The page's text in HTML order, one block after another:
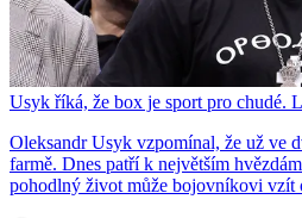
Usyk říká, že box je sport pro chudé.
Oleksandr Usyk vzpomínal, že už ve
farmě. Dnes patří k největším
pohodlný život může bojovníkovi vzít